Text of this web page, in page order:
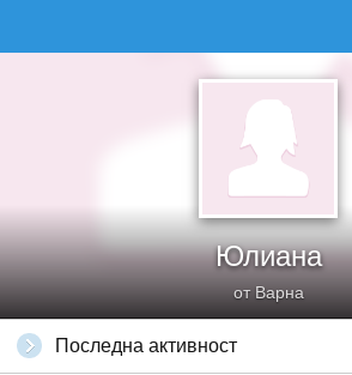
Юлиана
от Варна
Последна активност